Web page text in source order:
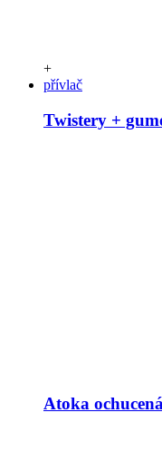
+
přívlač
Twistery +
Atoka